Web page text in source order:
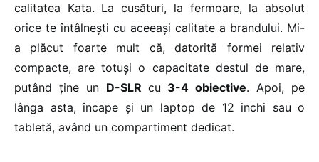
calitatea Kata. La cusături, la fermoare, la absolut
orice te întâlnești cu aceeași calitate a brandului. Mi-
a plăcut foarte mult că, datorită formei relativ
compacte, are totuși o capacitate destul de mare,
putând ține un D-SLR cu 3-4 obiective. Apoi, pe
lânga asta, încape și un laptop de 12 inchi sau o
tabletă, având un compartiment dedicat.